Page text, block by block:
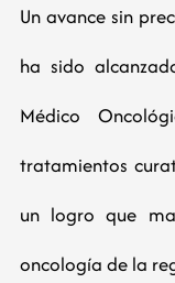
Un avance sin
ha sido
Médico
tratamientos
un logro que
oncología de la